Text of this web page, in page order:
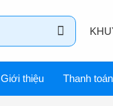
Giới thiệu Thanh toán